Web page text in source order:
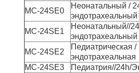
MC-24SE0
Неонатальный /
эндотрахеальный
MC-24SE1
Неонатальный//
эндотрахеальный
MC-24SE2
Педиатрическая /
эндотрахеальная
MC-24SE3
Педиатрия//24h/